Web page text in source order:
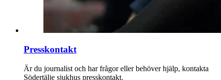
Presskontakt
Är du journalist och har frågor eller behöver hjälp, kontakta
Södertälje sjukhus presskontakt.